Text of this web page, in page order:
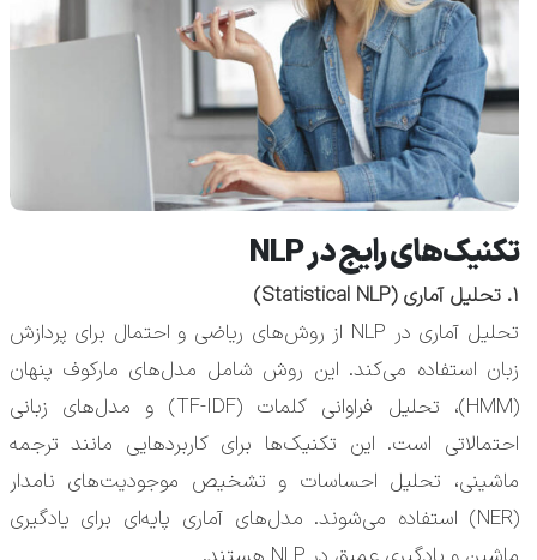
تکنیک‌های رایج در NLP
تحلیل آماری در NLP از روش‌های ریاضی و احتمال برای پردازش
زبان استفاده می‌کند. این روش شامل مدل‌های مارکوف پنهان
(HMM)، تحلیل فراوانی کلمات (TF-IDF) و مدل‌های زبانی
احتمالاتی است. این تکنیک‌ها برای کاربردهایی مانند ترجمه
ماشینی، تحلیل احساسات و تشخیص موجودیت‌های نامدار
(NER) استفاده می‌شوند. مدل‌های آماری پایه‌ای برای یادگیری